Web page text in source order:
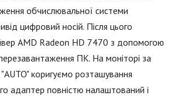
обчислювальної системи
цифровий носій. Після цього
AMD Radeon HD 7470 з допомогою
ПК. На моніторі за
коригуємо розташування
адаптер повністю налаштований і